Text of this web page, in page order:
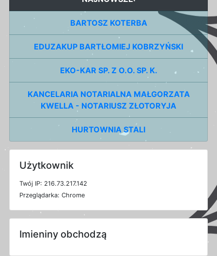
BARTOSZ KOTERBA
EDUZAKUP BARTŁOMIEJ KOBRZYŃSKI
EKO-KAR SP. Z O.O. SP. K.
KANCELARIA NOTARIALNA MAŁGORZATA
KWELLA - NOTARIUSZ ZŁOTORYJA
HURTOWNIA STALI
Użytkownik
Twój IP: 216.73.217.142
Przeglądarka: Chrome
Imieniny obchodzą